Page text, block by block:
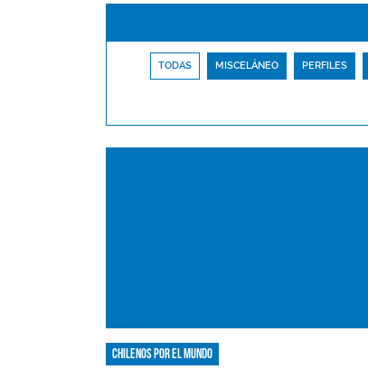
TODAS MISCELÁNEO PERFILES
Chilenos por el mundo